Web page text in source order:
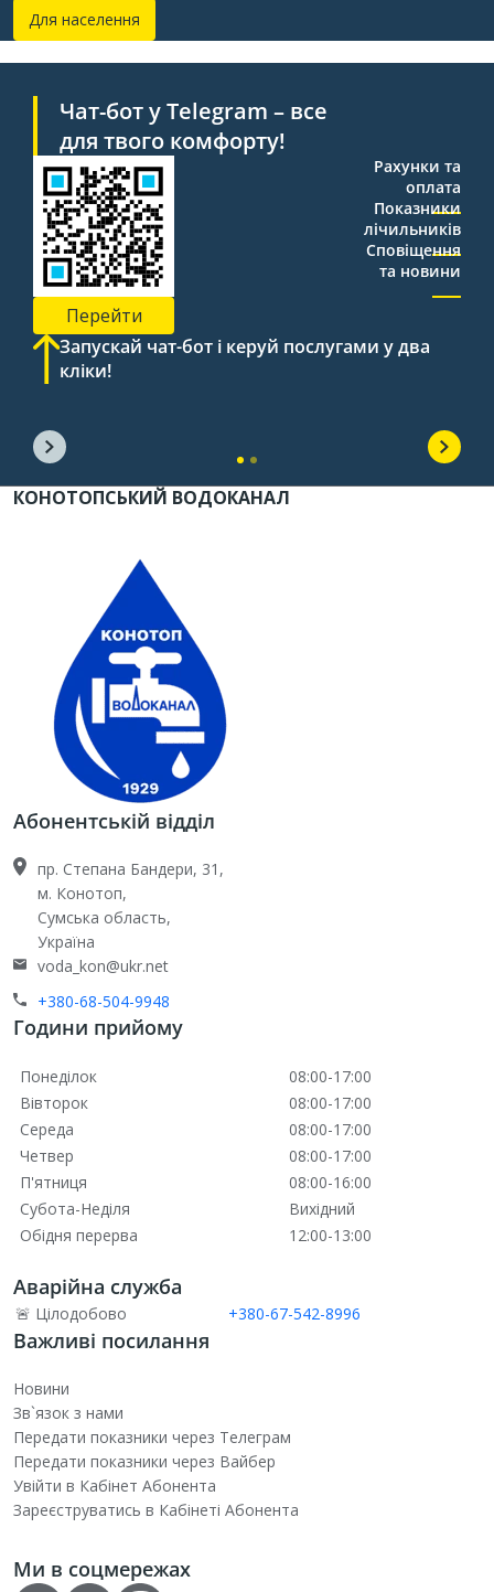
Для населення
Чат-бот у Telegram – все
для твого комфорту!
Перейти
Рахунки та
оплата
Показники
лічильників
Сповіщення
та новини
Запускай чат-бот і керуй послугами у два
кліки!
КОНОТОПСЬКИЙ ВОДОКАНАЛ
Абонентській відділ
пр. Cтепана Бандери, 31,
м. Конотоп,
Сумська область,
Україна
voda_kon@ukr.net
+380-68-504-9948
Години прийому
Понеділок
08:00-17:00
Вівторок
08:00-17:00
Середа
08:00-17:00
Четвер
08:00-17:00
П'ятниця
08:00-16:00
Субота-Неділя
Вихідний
Обідня перерва
12:00-13:00
Аварійна служба
🚨 Цілодобово +380-67-542-8996
Важливі посилання
Новини
Зв`язок з нами
Передати показники через Телеграм
Передати показники через Вайбер
Увійти в Кабінет Абонента
Зареєструватись в Кабінеті Абонента
Ми в соцмережах